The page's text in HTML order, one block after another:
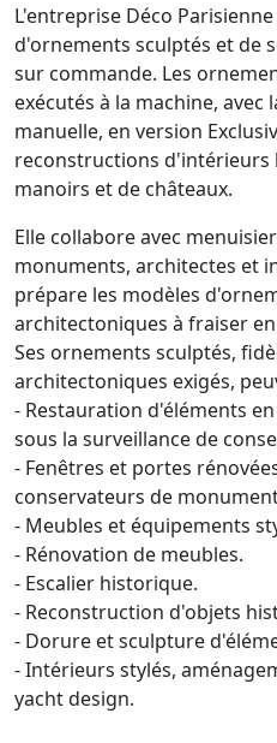
L'entreprise Déco
d'ornements sculptés et de
sur commande. Les
exécutés à la machine,
manuelle, en version
reconstructions d'intérieurs
manoirs et de châteaux.
Elle collabore avec
monuments, architectes et
prépare les modèles
architectoniques à fraiser
Ses ornements sculptés,
architectoniques exigés,
- Restauration d'éléments
sous la surveillance de
- Fenêtres et portes
conservateurs de
- Meubles et équipements
- Rénovation de meubles.
- Escalier historique.
- Reconstruction d'objets
- Dorure et sculpture
- Intérieurs stylés,
yacht design.